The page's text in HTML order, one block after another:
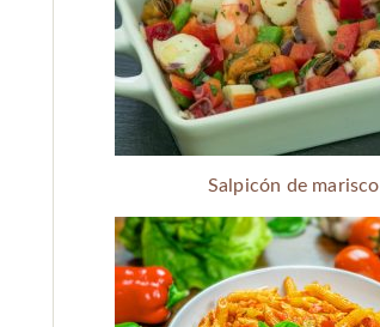
Salpicón de marisco